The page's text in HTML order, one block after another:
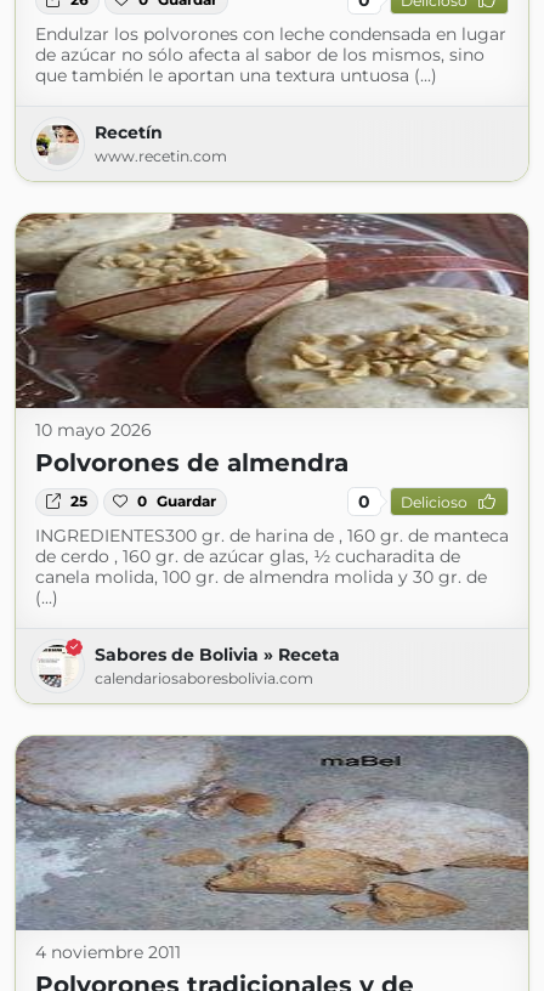
Endulzar los polvorones con leche condensada en lugar
de azúcar no sólo afecta al sabor de los mismos, sino
que también le aportan una textura untuosa (...)
Recetín
www.recetin.com
10 mayo 2026
Polvorones de almendra
25 0 Guardar 0 Delicioso
INGREDIENTES300 gr. de harina de , 160 gr. de manteca
de cerdo , 160 gr. de azúcar glas, ½ cucharadita de
canela molida, 100 gr. de almendra molida y 30 gr. de
(...)
Sabores de Bolivia » Receta
calendariosaboresbolivia.com
4 noviembre 2011